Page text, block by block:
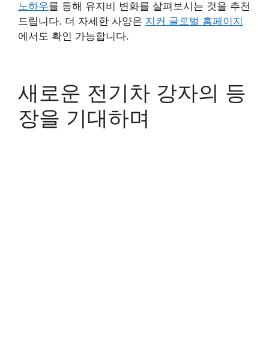
노하우를 통해 유지비 변화를 살펴보시는 것을 추천
드립니다. 더 자세한 사양은 지커 글로벌 홈페이지
에서도 확인 가능합니다.
새로운 전기차 강자의 등
장을 기대하며